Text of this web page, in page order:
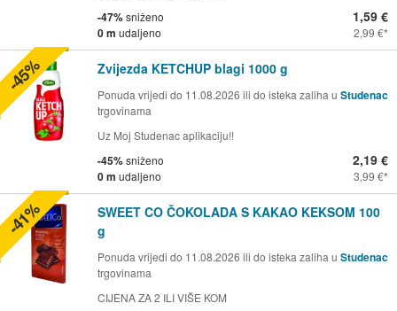
-47%sniženo
0 m udaljeno
1,59 €
2,99 €
Zvijezda KETCHUP blagi 1000 g
Ponuda vrijedi do 11.08.2026 ili do isteka zaliha u Studenac
trgovinama
Uz Moj Studenac aplikaciju!!
-45%sniženo
0 m udaljeno
2,19 €
3,99 €
-45%
SWEET CO ČOKOLADA S KAKAO KEKSOM 100
g
Ponuda vrijedi do 11.08.2026 ili do isteka zaliha u Studenac
trgovinama
CIJENA ZA 2 ILI VIŠE KOM
-41%